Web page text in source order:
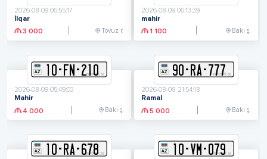
2026-08-09 06:55:17
İlqar
3 000
Tovuz r.
2026-08-09 06:13:39
mahir
1 100
Bakı ş.
10- FN -210
2026-08-09 05:49:03
Mahir
4 000
Bakı ş.
90-RA-777
2026-08-08 21:54:18
Ramal
5 000
Bakı ş.
10- RA-678 10-VM -079